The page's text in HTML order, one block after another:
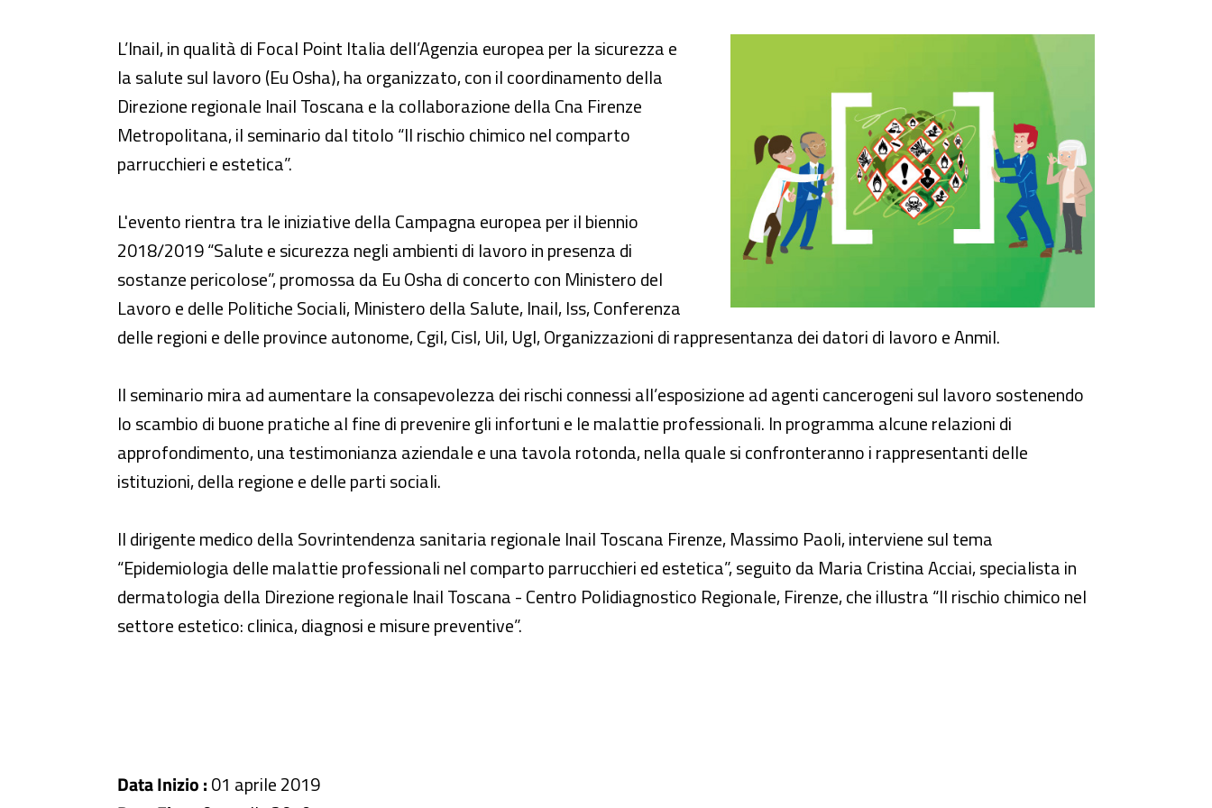
Seminario - “Il rischio chimico nel comparto parrucchieri e estetica”
L’Inail, in qualità di Focal Point Italia dell’Agenzia europea per la sicurezza e
la salute sul lavoro (Eu Osha), ha organizzato, con il coordinamento della
Direzione regionale Inail Toscana e la collaborazione della Cna Firenze
Metropolitana, il seminario dal titolo “Il rischio chimico nel comparto
parrucchieri e estetica”.
L'evento rientra tra le iniziative della Campagna europea per il biennio
2018/2019 “Salute e sicurezza negli ambienti di lavoro in presenza di
sostanze pericolose”, promossa da Eu Osha di concerto con Ministero del
Lavoro e delle Politiche Sociali, Ministero della Salute, Inail, Iss, Conferenza
delle regioni e delle province autonome, Cgil, Cisl, Uil, Ugl, Organizzazioni di rappresentanza dei datori di lavoro e Anmil.
Il seminario mira ad aumentare la consapevolezza dei rischi connessi all’esposizione adagenti cancerogeni sul lavoro sostenendo
lo scambio di buone pratiche al fine di prevenire gli infortuni e le malattie professionali. In programma alcune relazioni di
approfondimento, una testimonianza aziendale e una tavola rotonda, nella quale si confronteranno i rappresentanti delle
istituzioni, della regione e delle parti sociali.
Il dirigente medico della Sovrintendenza sanitaria regionale Inail Toscana Firenze, Massimo Paoli, interviene sul tema
“Epidemiologia delle malattie professionali nel comparto parrucchieri ed estetica”, seguito da Maria Cristina Acciai, specialista in
dermatologia della Direzione regionale Inail Toscana - Centro Polidiagnostico Regionale, Firenze, che illustra “Il rischio chimico nel
settore estetico: clinica, diagnosi e misure preventive”.
Data Inizio :01 aprile 2019